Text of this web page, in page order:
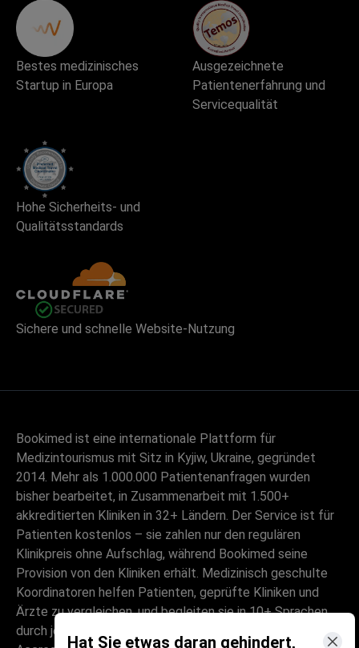
Hat Sie etwas daran gehindert,
Bestes medizinisches
Startup in Europa
Ausgezeichnete
Patientenerfahrung und
Servicequalität
Hohe Sicherheits- und
Qualitätsstandards
Sichere und schnelle Website-Nutzung
Bookimed ist eine internationale Plattform für
Medizintourismus mit Sitz in Kyjiw, Ukraine, gegründet
2014. Mehr als 1.000.000 Patientenanfragen wurden
bisher bearbeitet, in Zusammenarbeit mit 1.500+
akkreditierten Kliniken in 32+ Ländern. Der Service ist für
Patienten kostenlos – sie zahlen nur den regulären
Klinikpreis ohne Aufschlag, während Bookimed seine
Provision von den Kliniken erhält. Medizinisch geschulte
Koordinatoren helfen Patienten, geprüfte Kliniken und
Ärzte zu vergleichen, und begleiten sie in 10+ Sprachen
durch jeden Schritt. Die Plattform ist Global Healthcare